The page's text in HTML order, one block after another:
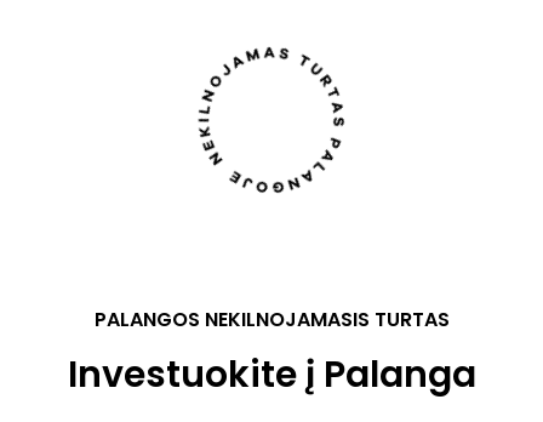
PALANGOS NEKILNOJAMASIS TURTAS
Investuokite į Palanga